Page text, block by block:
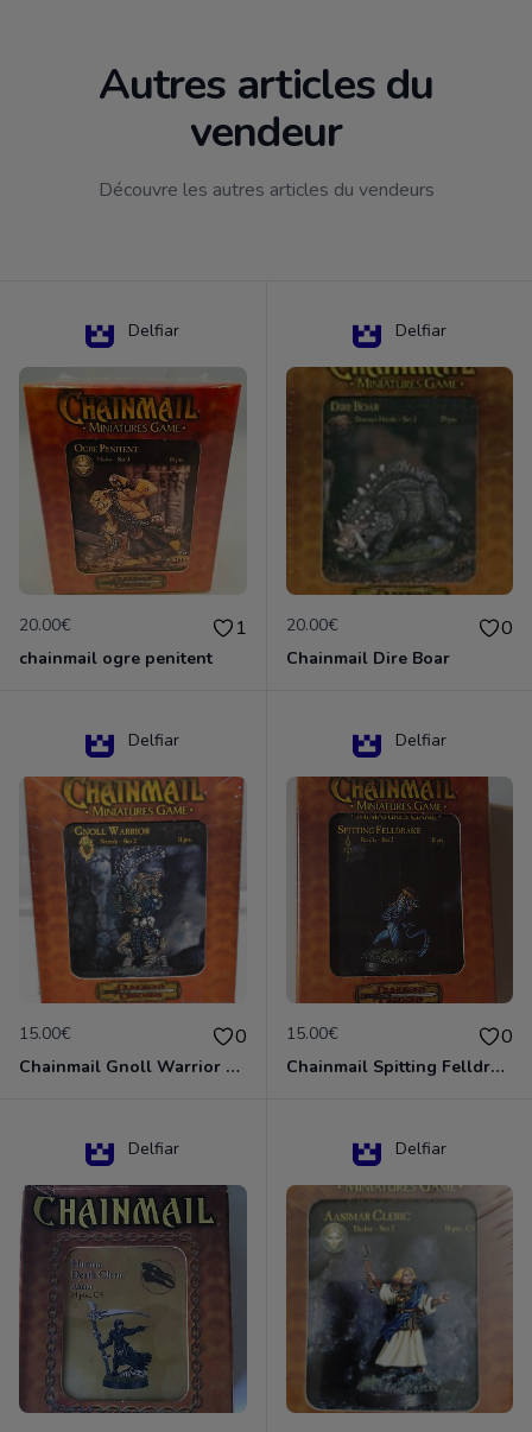
Autres articles du
vendeur
Découvre les autres articles du vendeurs
Delfiar
20.00€ 1
chainmail ogre penitent
Delfiar
20.00€ 0
Chainmail Dire Boar
Delfiar
15.00€ 0
Chainmail Gnoll Warrior Dungeons & Dragons
Delfiar
15.00€ 0
Chainmail Spitting Felldrake
Delfiar Delfiar